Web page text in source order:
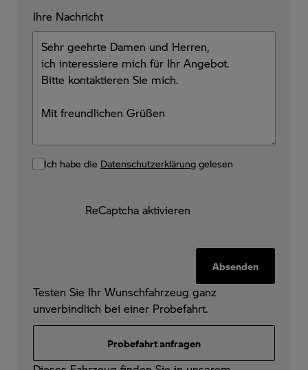
Ihre Nachricht
Ich habe die Datenschutzerklärung gelesen
ReCaptcha aktivieren
Absenden
Testen Sie Ihr Wunschfahrzeug ganz
unverbindlich bei einer Probefahrt.
Probefahrt anfragen